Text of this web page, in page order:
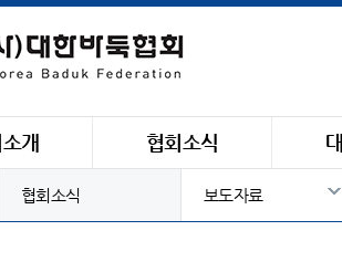
개 협회소식
협회소식 보도자료